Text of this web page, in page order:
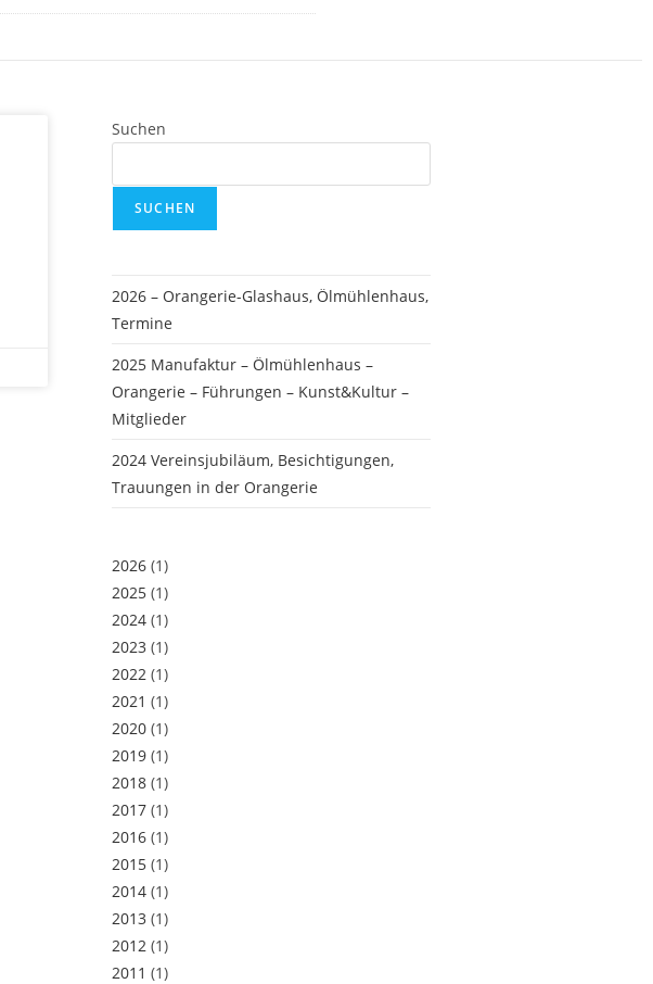
Suchen
SUCHEN
2026 – Orangerie-Glashaus, Ölmühlenhaus,
Termine
2025 Manufaktur – Ölmühlenhaus –
Orangerie – Führungen – Kunst&Kultur –
Mitglieder
2024 Vereinsjubiläum, Besichtigungen,
Trauungen in der Orangerie
2026(1)
2025(1)
2024(1)
2023(1)
2022(1)
2021 (1)
2020(1)
2019(1)
2018(1)
2017(1)
2016(1)
2015(1)
2014(1)
2013(1)
2012(1)
2011 (1)